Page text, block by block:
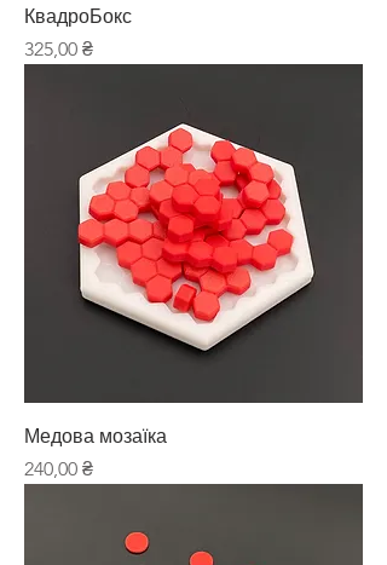
КвадроБокс
Ціна
325,00 ₴
Медова мозаїка
Ціна
240,00 ₴